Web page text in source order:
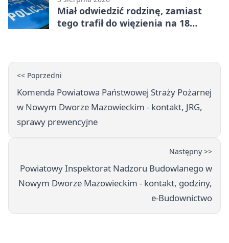
Miał odwiedzić rodzinę, zamiast
tego trafił do więzienia na 18
<< Poprzedni
Komenda Powiatowa Państwowej Straży Pożarnej
w Nowym Dworze Mazowieckim - kontakt, JRG,
sprawy prewencyjne
Następny >>
Powiatowy Inspektorat Nadzoru Budowlanego w
Nowym Dworze Mazowieckim - kontakt, godziny,
e-Budownictwo